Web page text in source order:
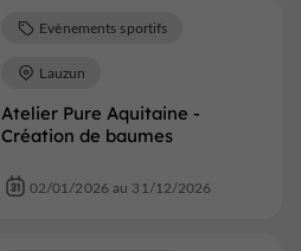
Atelier Pure Aquitaine -
Création de baumes
Evènements sportifs
Lauzun
02/01/2026 au 31/12/2026